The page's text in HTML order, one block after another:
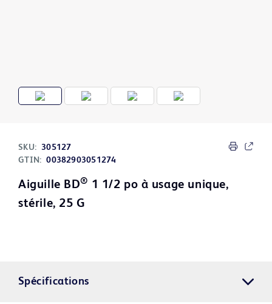
SKU: 305127
GTIN: 00382903051274
Aiguille BD® 1 1/2 po à usage unique,
stérile, 25 G
Spécifications